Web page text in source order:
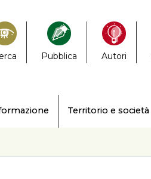
Pubblica Autori
Territorio e società